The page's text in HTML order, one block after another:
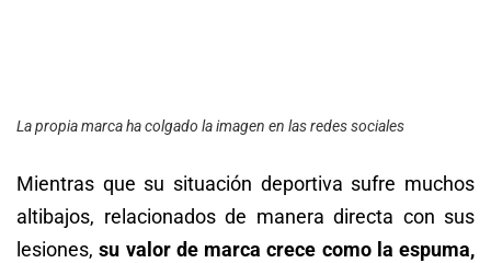
La propia marca ha colgado la imagen en las redes sociales
Mientras que su situación deportiva sufre muchos
altibajos, relacionados de manera directa con sus
lesiones, su valor de marca crece como la espuma,